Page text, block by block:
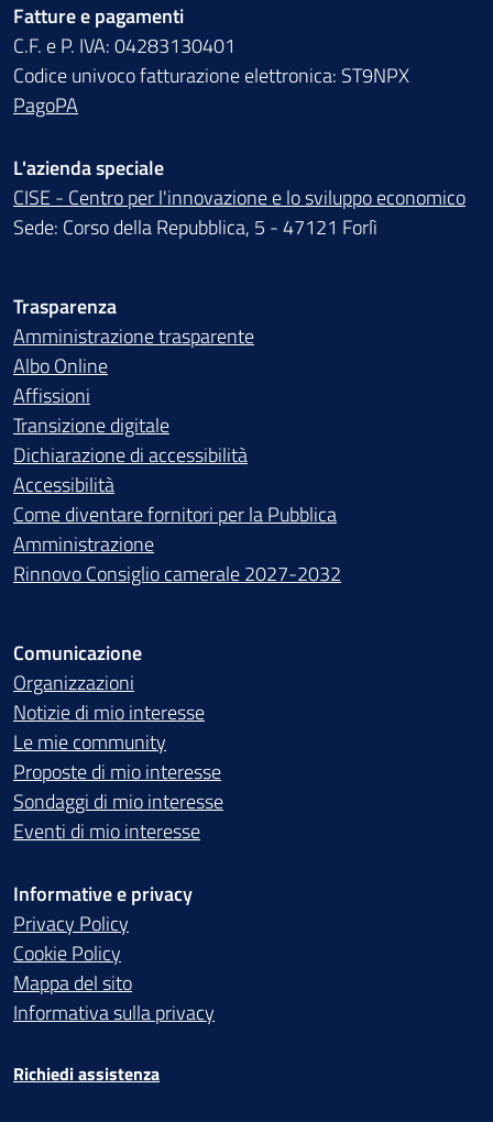
Fatture e pagamenti
C.F. e P. IVA: 04283130401
Codice univoco fatturazione elettronica: ST9NPX
PagoPA
L'azienda speciale
CISE - Centro per l'innovazione e lo sviluppo economico
Sede: Corso della Repubblica, 5 - 47121 Forlì
Trasparenza
Amministrazione trasparente
Albo Online
Affissioni
Transizione digitale
Dichiarazione di accessibilità
Accessibilità
Come diventare fornitori per la Pubblica
Amministrazione
Rinnovo Consiglio camerale 2027-2032
Comunicazione
Organizzazioni
Notizie di mio interesse
Le mie community
Proposte di mio interesse
Sondaggi di mio interesse
Eventi di mio interesse
Informative e privacy
Privacy Policy
Cookie Policy
Mappa del sito
Informativa sulla privacy
Richiedi assistenza